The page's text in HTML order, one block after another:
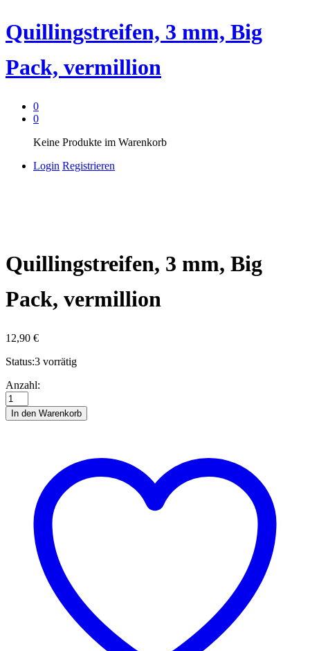
Quillingstreifen, 3 mm, Big
Pack, vermillion
0
0
Keine Produkte im Warenkorb
Login Registrieren
Quillingstreifen, 3 mm, Big
Pack, vermillion
12,90 €
Status:3 vorrätig
Quillingstreifen,
3
mm,
Big
Anzahl:
In den Warenkorb